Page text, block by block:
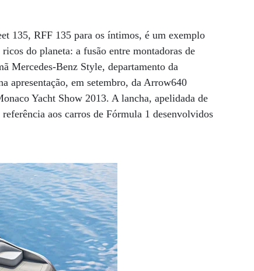
135, RFF 135 para os íntimos, é um exemplo
do planeta: a fusão entre montadoras de
Mercedes-Benz Style, departamento da
apresentação, em setembro, da Arrow640
Yacht Show 2013. A lancha, apelidada de
aos carros de Fórmula 1 desenvolvidos